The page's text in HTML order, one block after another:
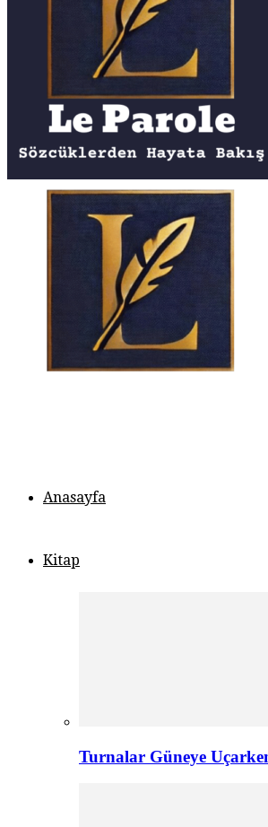
Anasayfa
Kitap
Turnalar Güneye